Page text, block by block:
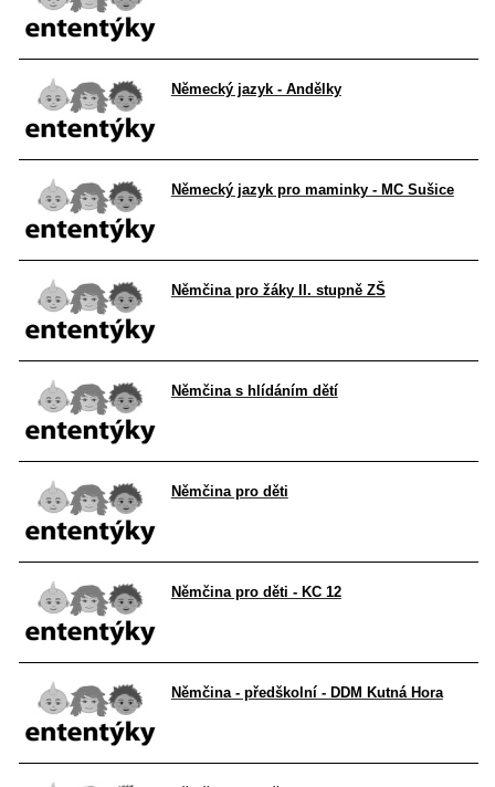
Německý jazyk - Andělky
Německý jazyk pro maminky - MC Sušice
Němčina pro žáky II. stupně ZŠ
Němčina s hlídáním dětí
Němčina pro děti
Němčina pro děti - KC 12
Němčina - předškolní - DDM Kutná Hora